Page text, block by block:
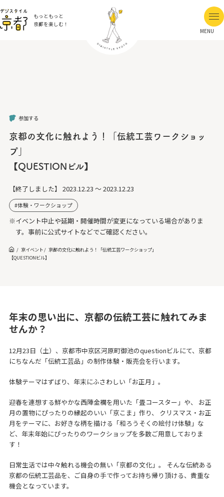
もっともっと
京都を楽しむ！
MENU
参加する
京都の文化に触れよう！「伝統工芸ワークショッ
プ」
【QUESTIONビル】
【終了しました】 2023.12.23 ～ 2023.12.23
体験・ワークショップ
※イベント中止や延期・開催時間が変更になっている場合がありま
す。事前に公式サイトなどでご確認ください。
京イベント
京都の文化に触れよう！「伝統工芸ワークショップ」
【QUESTIONビル】
年末の思い出に、京都の伝統工芸に触れてみま
せんか？
12月23日（土）、京都市中京区河原町御池のquestionビルにて、京都
にちなんだ「伝統工芸品」の制作体験・販売会を行います。
体験テーマはずばり、年末にふさわしい「お正月」。
迎春を連想する鮮やかな西陣金襴を用いた「畳コースター」や、 お正
月の置物にぴったりの縁起のいい「京こま」作り、 クリスマス・お正
月をテーマに、お好きな柄を描ける「和ろうそくの絵付け体験」な
ど、年末年始にぴったりのワークショップを多数ご用意しておりま
す！
日常生活では中々触れる機会の無い「京都の文化」。 そんな伝統ある
京都の伝統工芸品を、ご自身の手で作ってお持ち帰り頂ける、貴重な
機会となっています。